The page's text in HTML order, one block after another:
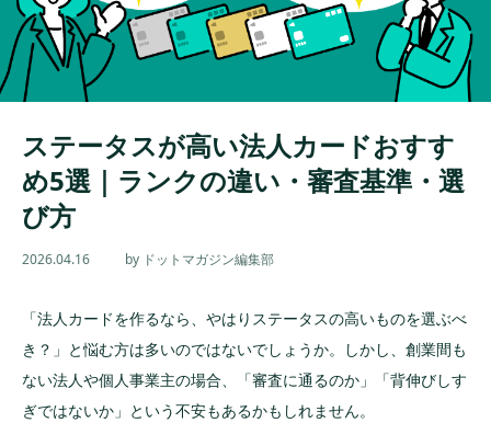
ステータスが高い法人カードおすす
め5選｜ランクの違い・審査基準・選
び方
2026.04.16 by ドットマガジン編集部
「法人カードを作るなら、やはりステータスの高いものを選ぶべ
き？」と悩む方は多いのではないでしょうか。しかし、創業間も
ない法人や個人事業主の場合、「審査に通るのか」「背伸びしす
ぎではないか」という不安もあるかもしれません。